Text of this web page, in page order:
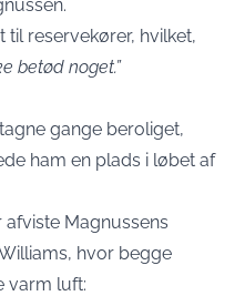
til reservekører, hvilket,
betød noget.”
gange beroliget,
ham en plads i løbet af
Magnussens
hvor begge
varm luft: